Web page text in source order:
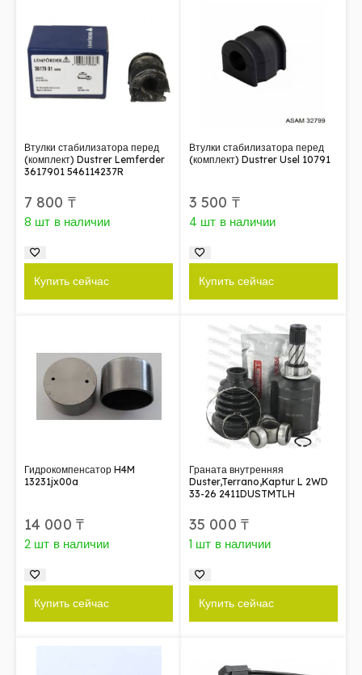
Втулки стабилизатора перед
(комплект) Dustrer Lemferder
3617901 546114237R
7 800 ₸
8 шт в наличии
Купить сейчас
Втулки стабилизатора перед
(комплект) Dustrer Usel 10791
3 500 ₸
4 шт в наличии
Купить сейчас
Гидрокомпенсатор H4M
13231jx00a
14 000 ₸
2 шт в наличии
Купить сейчас
Граната внутренняя
Duster,Terrano,Kaptur L 2WD
33-26 2411DUSTMTLH
35 000 ₸
1 шт в наличии
Купить сейчас